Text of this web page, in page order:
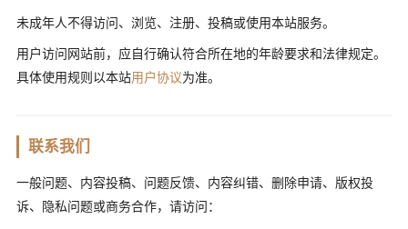
未成年人不得访问、浏览、注册、投稿或使用本站服务。
用户访问网站前，应自行确认符合所在地的年龄要求和法律规定。
具体使用规则以本站用户协议为准。
联系我们
一般问题、内容投稿、问题反馈、内容纠错、删除申请、版权投
诉、隐私问题或商务合作，请访问：